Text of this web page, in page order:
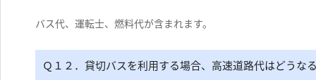
バス代、運転士、燃料代が含まれます。
Ｑ１２．貸切バスを利用する場合、高速道路代はどうな